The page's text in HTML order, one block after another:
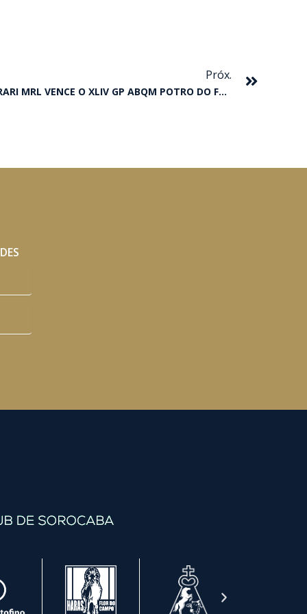
Próx.
EM FINAL INCRÍVEL, TELLER FERRARI MRL VENCE O XLIV GP ABQM POTRO DO FUTURO